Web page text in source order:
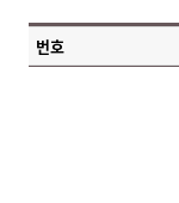
번호